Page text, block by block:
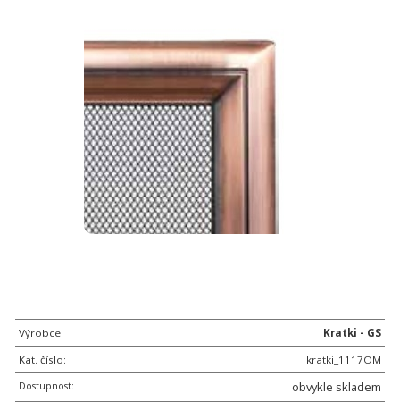
Výrobce:
Kratki - GS
Kat. číslo:
kratki_1117OM
Dostupnost:
obvykle skladem